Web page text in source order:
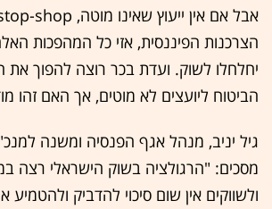
הצרכנות הפיננסית, אזי כל המהפכות
יחלחלו לשוק. ועדת בכר רוצה להפוך את
הביטוח ליועצים לא מוטים, אך האם זהו
גיל יניב, מנהל אגף הפנסיה ומשנה
מסכים: "הרגולציה בשוק הישראלי רצה
ולשווקים אין שום סיכוי להדביק ולהטמיע